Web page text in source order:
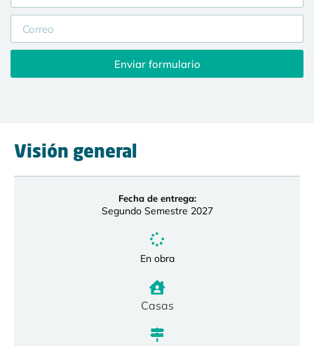
Visión general
Fecha de entrega:
Segundo Semestre 2027
En obra
Casas
Enviar formulario